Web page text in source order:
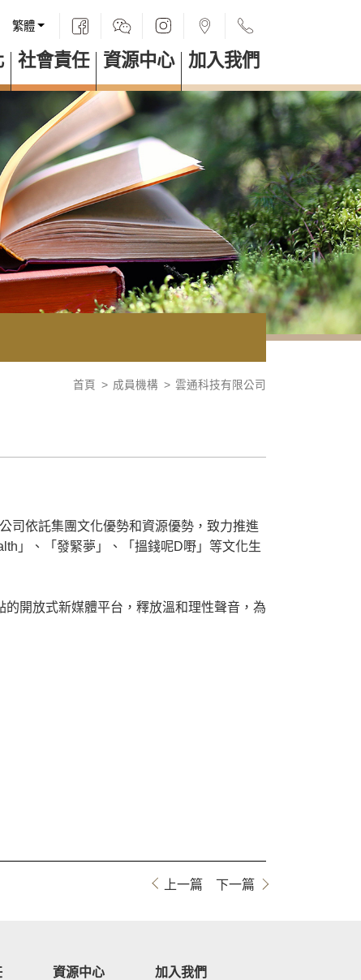
繁體
社會責任 資源中心 加入我們
首頁 成員機構 雲通科技有限公司
司依託集團文化優勢和資源優勢，致力推進
」、「發緊夢」、「搵錢呢D嘢」等文化生
開放式新媒體平台，釋放溫和理性聲音，為
上一篇 下一篇
資源中心 加入我們